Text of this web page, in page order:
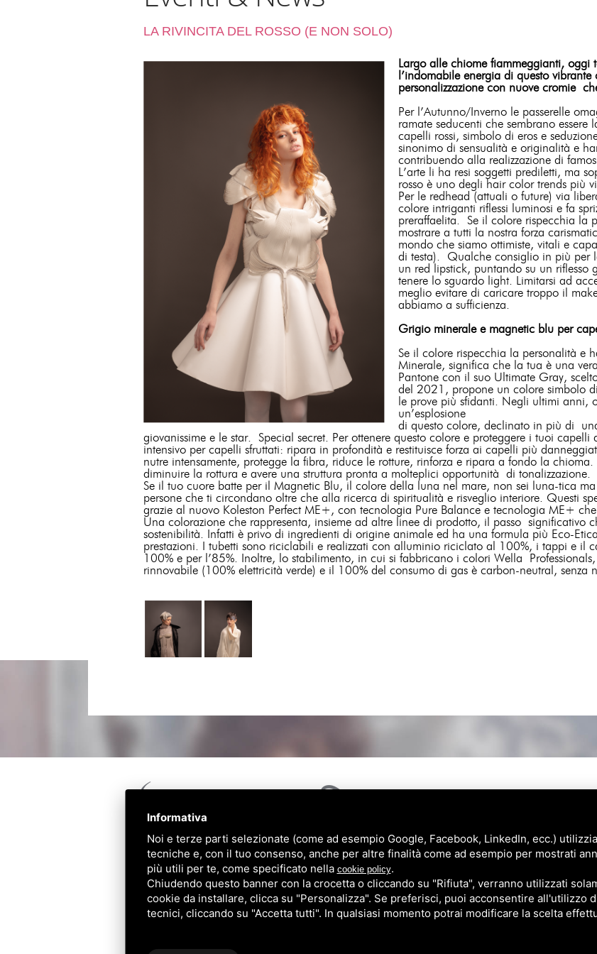
LA RIVINCITA DEL ROSSO (E NON SOLO)
Largo alle chiome fiammeggianti, oggi
l’indomabile energia di questo
personalizzazione con nuove cromie
Per l’Autunno/Inverno le passerelle
ramate seducenti che sembrano
capelli rossi, simbolo di eros e
sinonimo di sensualità e originalità e
contribuendo alla realizzazione di
L’arte li ha resi soggetti prediletti, ma
rosso è uno degli hair color trends più
Per le redhead (attuali o future) via
colore intriganti riflessi luminosi e fa
preraffaelita. Se il colore rispecchia la
mostrare a tutti la nostra forza
mondo che siamo ottimiste, vitali e
di testa). Qualche consiglio in più per
un red lipstick, puntando su un
tenere lo sguardo light. Limitarsi ad
meglio evitare di caricare troppo il
abbiamo a sufficienza.
Grigio minerale e magnetic blu per
Se il colore rispecchia la personalità e
Minerale, significa che la tua è una
Pantone con il suo Ultimate Gray,
del 2021, propone un colore simbolo
le prove più sfidanti. Negli ultimi anni,
un’esplosione
di questo colore, declinato in più di
giovanissime e le star. Special secret. Per ottenere questo colore e proteggere i tuoi
intensivo per capelli sfruttati: ripara in profondità e restituisce forza ai capelli più
nutre intensamente, protegge la fibra, riduce le rotture, rinforza e ripara a fondo la
diminuire la rottura e avere una struttura pronta a molteplici opportunità di tonalizzazione.
Se il tuo cuore batte per il Magnetic Blu, il colore della luna nel mare, non sei luna-tica
persone che ti circondano oltre che alla ricerca di spiritualità e risveglio interiore. Questi
grazie al nuovo Koleston Perfect ME+, con tecnologia Pure Balance e tecnologia ME+
Una colorazione che rappresenta, insieme ad altre linee di prodotto, il passo significativo
sostenibilità. Infatti è privo di ingredienti di origine animale ed ha una formula più Eco-
prestazioni. I tubetti sono riciclabili e realizzati con alluminio riciclato al 100%, i tappi e il
100% e per l’85%. Inoltre, lo stabilimento, in cui si fabbricano i colori Wella
rinnovabile (100% elettricità verde) e il 100% del consumo di gas è carbon-neutral, senza
Via Darsena, 56 - 44122 - Ferrara (FE) | Tel./Fax 0532 760981 | elisaparrucchieri@gmail.com | P.IVA
Informativa
Noi e terze parti selezionate (come ad esempio Google, Facebook, LinkedIn, ecc.)
tecniche e, con il tuo consenso, anche per altre finalità come ad esempio per mostrati
più utili per te, come specificato nella cookie policy.
Chiudendo questo banner con la crocetta o cliccando su "Rifiuta", verranno utilizzati
cookie da installare, clicca su "Personalizza". Se preferisci, puoi acconsentire all'utilizzo
tecnici, cliccando su "Accetta tutti". In qualsiasi momento potrai modificare la scelta